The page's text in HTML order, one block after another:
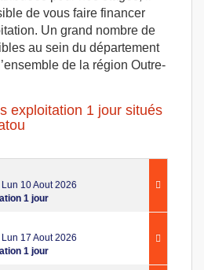
de vous faire financer
Un grand nombre de
au sein du département
de la région Outre-
exploitation 1 jour situés
10 Aout 2026
1 jour
17 Aout 2026
1 jour